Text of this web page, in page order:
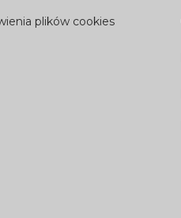
plików cookies